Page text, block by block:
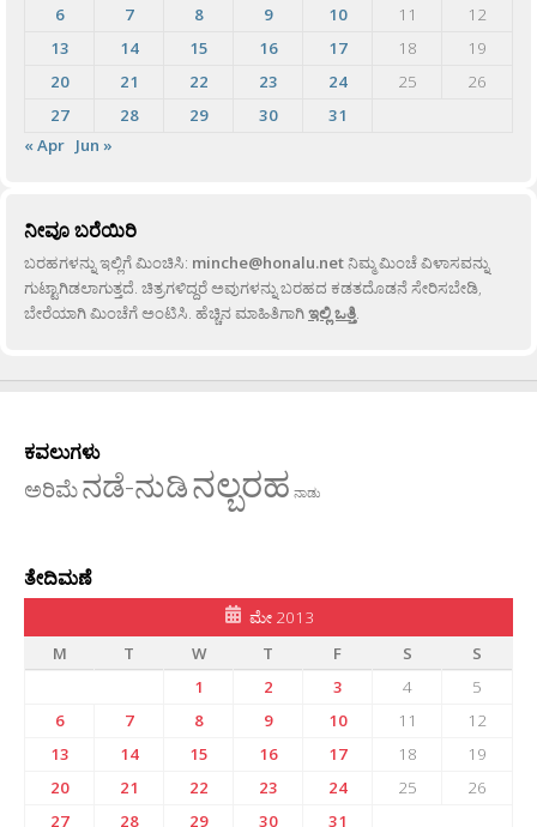
6
7 8 9 10 11
12
13
14 15 16 17 18
19
20
21 22 23 24 25
26
27
28 29 30
31
« Apr Jun »
ನೀವೂ ಬರೆಯಿರಿ
ಬರಹಗಳನ್ನು ಇಲ್ಲಿಗೆ ಮಿಂಚಿಸಿ: minche@honalu.netನಿಮ್ಮ ಮಿಂಚೆ ವಿಳಾಸವನ್ನು
ಗುಟ್ಟಾಗಿಡಲಾಗುತ್ತದೆ. ಚಿತ್ರಗಳಿದ್ದರೆ ಅವುಗಳನ್ನು ಬರಹದ ಕಡತದೊಡನೆ ಸೇರಿಸಬೇಡಿ,
ಬೇರೆಯಾಗಿ ಮಿಂಚೆಗೆ ಅಂಟಿಸಿ. ಹೆಚ್ಚಿನ ಮಾಹಿತಿಗಾಗಿಇಲ್ಲಿ ಒತ್ತಿ.
ಕವಲುಗಳು
ಅರಿಮೆನಡೆ-ನುಡಿನಲ್ಬರಹ ನಾಡು
ತೇದಿಮಣೆ
ಮೇ 2013
M
T W T F S
S
1
2 3 4
5
6
7 8 9 10 11
12
13
14 15 16 17 18
19
20
21 22 23 24 25
26
27
28 29 30 31